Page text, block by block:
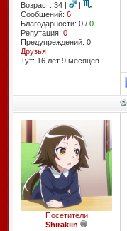
Возраст: 34 |
|
Сообщений: 6
Благодарности: 0/ 0
Репутация: 0
Предупреждений: 0
Друзья
Тут: 16 лет 9 месяцев
Посетители
Shirakiin